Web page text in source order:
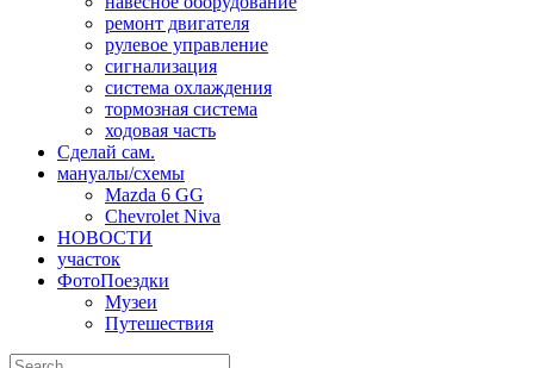
ремонт двигателя
рулевое управление
сигнализация
система охлаждения
тормозная система
ходовая часть
Сделай сам.
мануалы/схемы
Mazda 6 GG
Chevrolet Niva
НОВОСТИ
участок
ФотоПоездки
Музеи
Путешествия
Search